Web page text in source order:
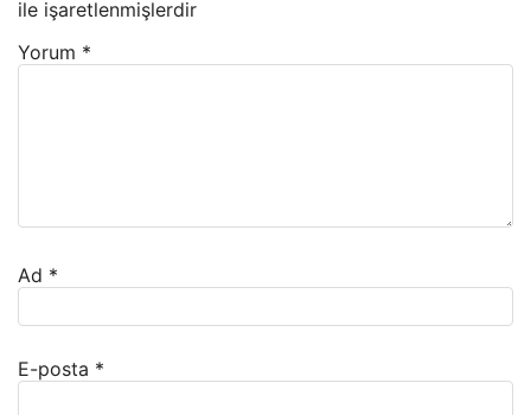
ile işaretlenmişlerdir
Yorum *
Ad *
E-posta *